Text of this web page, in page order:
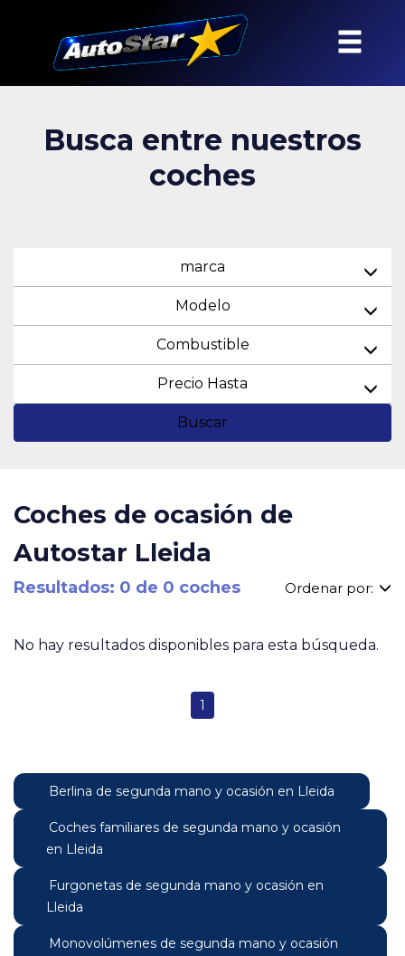
Busca entre nuestros
coches
marca
Modelo
Combustible
Precio Hasta
Buscar
Coches de ocasión de
Autostar Lleida
Resultados: 0 de 0 coches Ordenar por:
No hay resultados disponibles para esta búsqueda.
1
Berlina de segunda mano y ocasión en Lleida
Coches familiares de segunda mano y ocasión
en Lleida
Furgonetas de segunda mano y ocasión en
Lleida
Monovolúmenes de segunda mano y ocasión